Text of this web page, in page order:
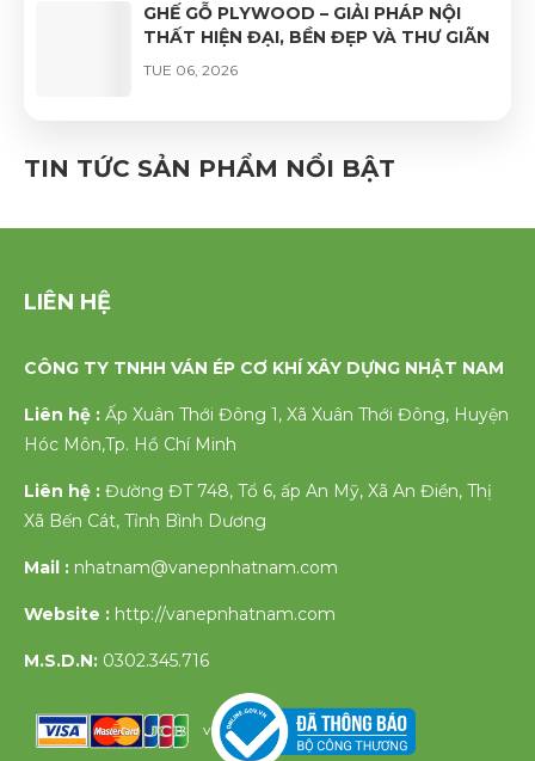
GHẾ GỖ PLYWOOD – GIẢI PHÁP NỘI
THẤT HIỆN ĐẠI, BỀN ĐẸP VÀ THƯ GIÃN
TUE 06, 2026
CAO CẤP – VẺ ĐẸP TỰ NHIÊN, ĐỘ BỀN
VƯỢT TRỘI
TIN TỨC SẢN PHẨM NỔI BẬT
LIÊN HỆ
CÔNG TY TNHH VÁN ÉP CƠ KHÍ XÂY DỰNG NHẬT NAM
Liên hệ : Ấp Xuân Thới Đông 1, Xã Xuân Thới Đông, Huyện
Hóc Môn,Tp. Hồ Chí Minh
Liên hệ : Đường ĐT 748, Tổ 6, ấp An Mỹ, Xã An Điền, Thị
Xã Bến Cát, Tỉnh Bình Dương
Mail : nhatnam@vanepnhatnam.com
Website : http://vanepnhatnam.com
M.S.D.N: 0302.345.716
v